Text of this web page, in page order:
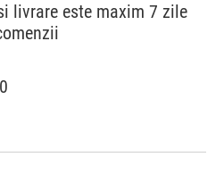
livrare este maxim 7 zile